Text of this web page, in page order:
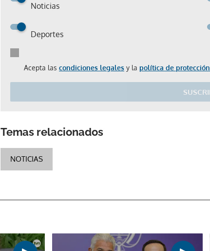
Noticias
Deportes
Acepta las condiciones legales y la política de
Temas relacionados
NOTICIAS